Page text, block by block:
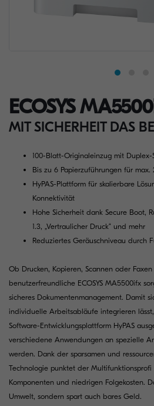
ECOSYS
MIT SICHERHEIT DAS
100-Blatt-Originaleinzug mit Duplex-
Bis zu 6 Papierzuführungen für
HyPAS-Plattform für skalierbare
Konnektivität
Hohe Sicherheit dank Secure Boot,
1.3, „Vertraulicher Druck“ und mehr
Reduziertes Geräuschniveau durch
Ob Drucken, Kopieren, Scannen oder
benutzerfreundliche ECOSYS MA5500ifx
sicheres Dokumentenmanagement. Damit
individuelle Arbeitsabläufe integrieren
Software-Entwicklungsplattform HyPAS
verschiedene Anwendungen an spezielle
werden. Dank der sparsamen und
Technologie punktet der
Komponenten und niedrigen Folgekosten.
Umwelt, sondern spart auch bares Geld.